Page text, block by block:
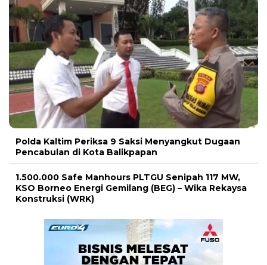
Polda Kaltim Periksa 9 Saksi Menyangkut Dugaan
Pencabulan di Kota Balikpapan
1.500.000 Safe Manhours PLTGU Senipah 117 MW,
KSO Borneo Energi Gemilang (BEG) – Wika Rekaysa
Konstruksi (WRK)